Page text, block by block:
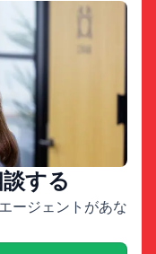
する
ージェントがあな